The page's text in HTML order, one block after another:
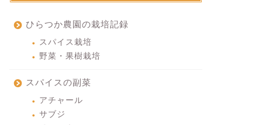
ひらつか農園の栽培記録
スパイス栽培
野菜・果樹栽培
スパイスの副菜
アチャール
サブジ